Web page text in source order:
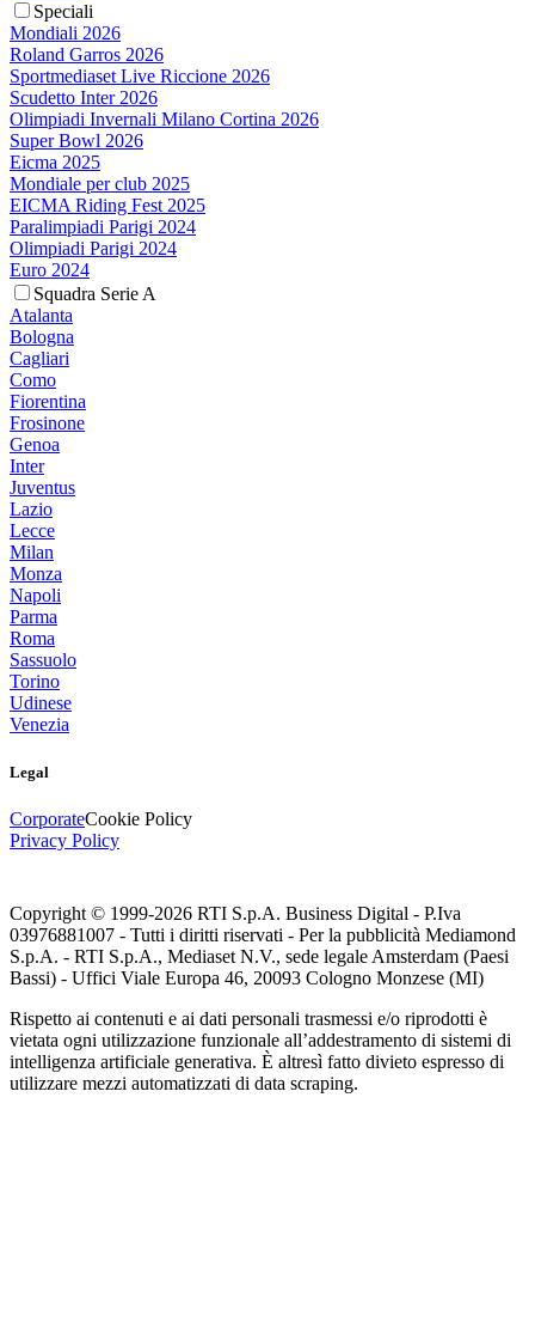
Speciali
Mondiali 2026
Roland Garros 2026
Sportmediaset Live Riccione 2026
Scudetto Inter 2026
Olimpiadi Invernali Milano Cortina 2026
Super Bowl 2026
Eicma 2025
Mondiale per club 2025
EICMA Riding Fest 2025
Paralimpiadi Parigi 2024
Olimpiadi Parigi 2024
Euro 2024
Squadra Serie A
Atalanta
Bologna
Cagliari
Como
Fiorentina
Frosinone
Genoa
Inter
Juventus
Lazio
Lecce
Milan
Monza
Napoli
Parma
Roma
Sassuolo
Torino
Udinese
Venezia
Legal
CorporateCookie Policy
Privacy Policy
Copyright © 1999-2026 RTI S.p.A. Business Digital - P.Iva
03976881007 - Tutti i diritti riservati - Per la pubblicità Mediamond
S.p.A. - RTI S.p.A., Mediaset N.V., sede legale Amsterdam (Paesi
Bassi) - Uffici Viale Europa 46, 20093 Cologno Monzese (MI)
Rispetto ai contenuti e ai dati personali trasmessi e/o riprodotti è
vietata ogni utilizzazione funzionale all’addestramento di sistemi di
intelligenza artificiale generativa. È altresì fatto divieto espresso di
utilizzare mezzi automatizzati di data scraping.